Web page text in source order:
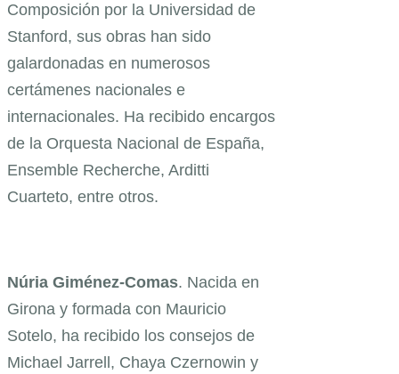
Composición por la Universidad de
Stanford, sus obras han sido
galardonadas en numerosos
certámenes nacionales e
internacionales. Ha recibido encargos
de la Orquesta Nacional de España,
Ensemble Recherche, Arditti
Cuarteto, entre otros.
Núria Giménez-Comas. Nacida en
Girona y formada con Mauricio
Sotelo, ha recibido los consejos de
Michael Jarrell, Chaya Czernowin y